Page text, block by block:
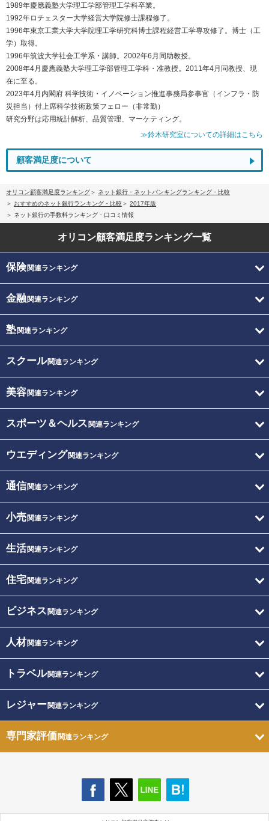
1989年慶應義塾大学理工学部管理工学科卒業。
1992年ロチェスター大学経営大学院修士課程修了。
1996年東京工業大学大学院理工学研究科博士課程経営工学専攻修了。博士（工
学）取得。
1996年筑波大学社会工学系・講師。2002年6月同助教授。
2008年4月慶應義塾大学理工学部管理工学科・准教授。2011年4月同教授、現
在に至る。
2023年4月内閣府 科学技術・イノベーション推進事務局参事官（インフラ・防
災担当）付上席科学技術政策フェロー（非常勤）
研究分野は応用統計解析、品質管理、マーケティング。
≫鈴木研究室についての詳細はこちら
顧客満足度について
オリコン顧客満足度ランキング
ネット銀行・ネットバンキングランキング・比較
おすすめのネット銀行ランキング・比較
2017年版
ネット銀行の手数料ランキング・口コミ情報
オリコン顧客満足度ランキング一覧
保険関連ランキング
金融関連ランキング
塾関連ランキング
スクール関連ランキング
美容関連ランキング
スポーツ＆ヘルス 関連ランキング
ウエディング関連ランキング
通信関連ランキング
小売関連ランキング
生活関連ランキング
住宅関連ランキング
ビジネス 関連ランキング
人材関連ランキング
トラベル関連ランキング
レジャー関連ランキング
専門家評価関連ランキング